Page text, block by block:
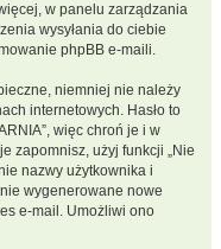
w panelu zarządzania
wysyłania do ciebie
phpBB e-maili.
niemniej nie należy
internetowych. Hasło to
więc chroń je i w
zapomnisz, użyj funkcji „Nie
nazwy użytkownika i
wygenerowane nowe
e-mail. Umożliwi ono